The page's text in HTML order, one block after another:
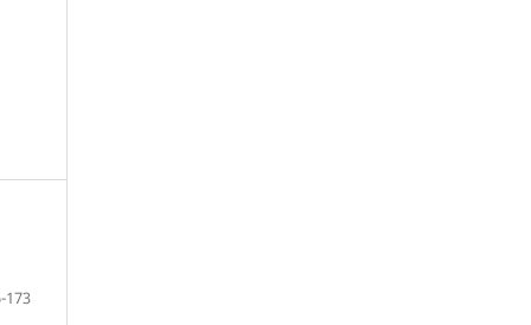
173